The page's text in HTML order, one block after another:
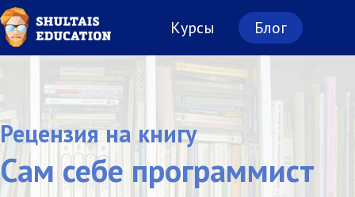
Курсы Блог
Рецензия на книгу
Сам себе программист